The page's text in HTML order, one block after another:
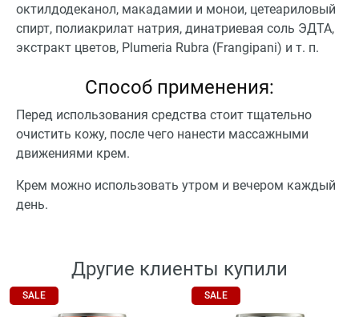
октилдодеканол, макадамии и монои, цетеариловый
спирт, полиакрилат натрия, динатриевая соль ЭДТА,
экстракт цветов, Plumeria Rubra (Frangipani) и т. п.
Способ применения:
Перед использования средства стоит тщательно
очистить кожу, после чего нанести массажными
движениями крем.
Крем можно использовать утром и вечером каждый
день.
Другие клиенты купили
SALE SALE